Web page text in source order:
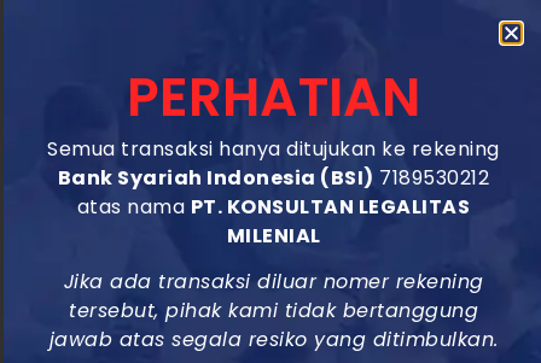
Dalam pasar kerja yang kompetitif, setiap keunggulan
kecil dapat membuat perbedaan besar. Dengan
memilih nama yang menarik dan relevan dengan
industri atau bidang pekerjaan yang Kamu incar, Kamu
dapat menonjol dan meningkatkan peluang Kamu
untuk sukses.
J
PERHATIAN
Semua transaksi hanya ditujukan ke rekening
Bank Syariah Indonesia (BSI) 7189530212
atas nama PT. KONSULTAN LEGALITAS
MILENIAL
Jika ada transaksi diluar nomer rekening
tersebut, pihak kami tidak bertanggung
jawab atas segala resiko yang ditimbulkan.